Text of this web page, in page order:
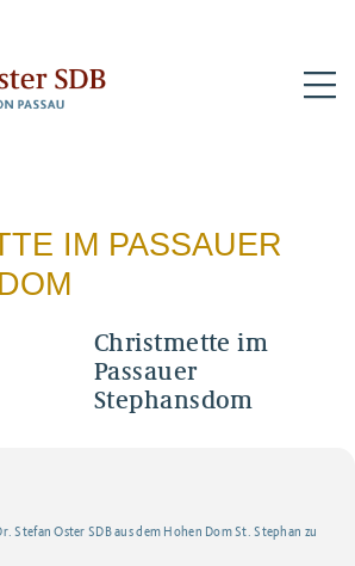
IM PASSAUER
Christmette im
Passauer
Stephansdom
Ste­fan Oster SDB aus dem Hohen Dom St. Ste­phan zu